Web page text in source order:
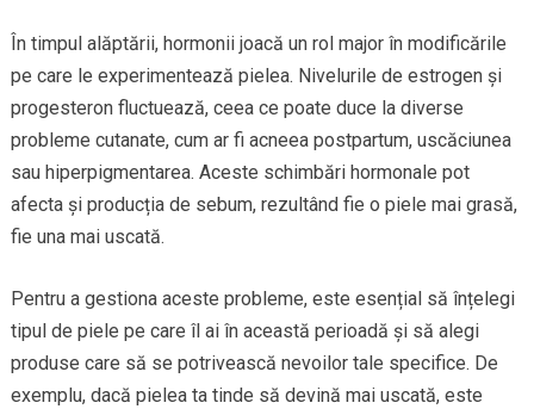
În timpul alăptării, hormonii joacă un rol major în modificările
pe care le experimentează pielea. Nivelurile de estrogen și
progesteron fluctuează, ceea ce poate duce la diverse
probleme cutanate, cum ar fi acneea postpartum, uscăciunea
sau hiperpigmentarea. Aceste schimbări hormonale pot
afecta și producția de sebum, rezultând fie o piele mai grasă,
fie una mai uscată.
Pentru a gestiona aceste probleme, este esențial să înțelegi
tipul de piele pe care îl ai în această perioadă și să alegi
produse care să se potrivească nevoilor tale specifice. De
exemplu, dacă pielea ta tinde să devină mai uscată, este